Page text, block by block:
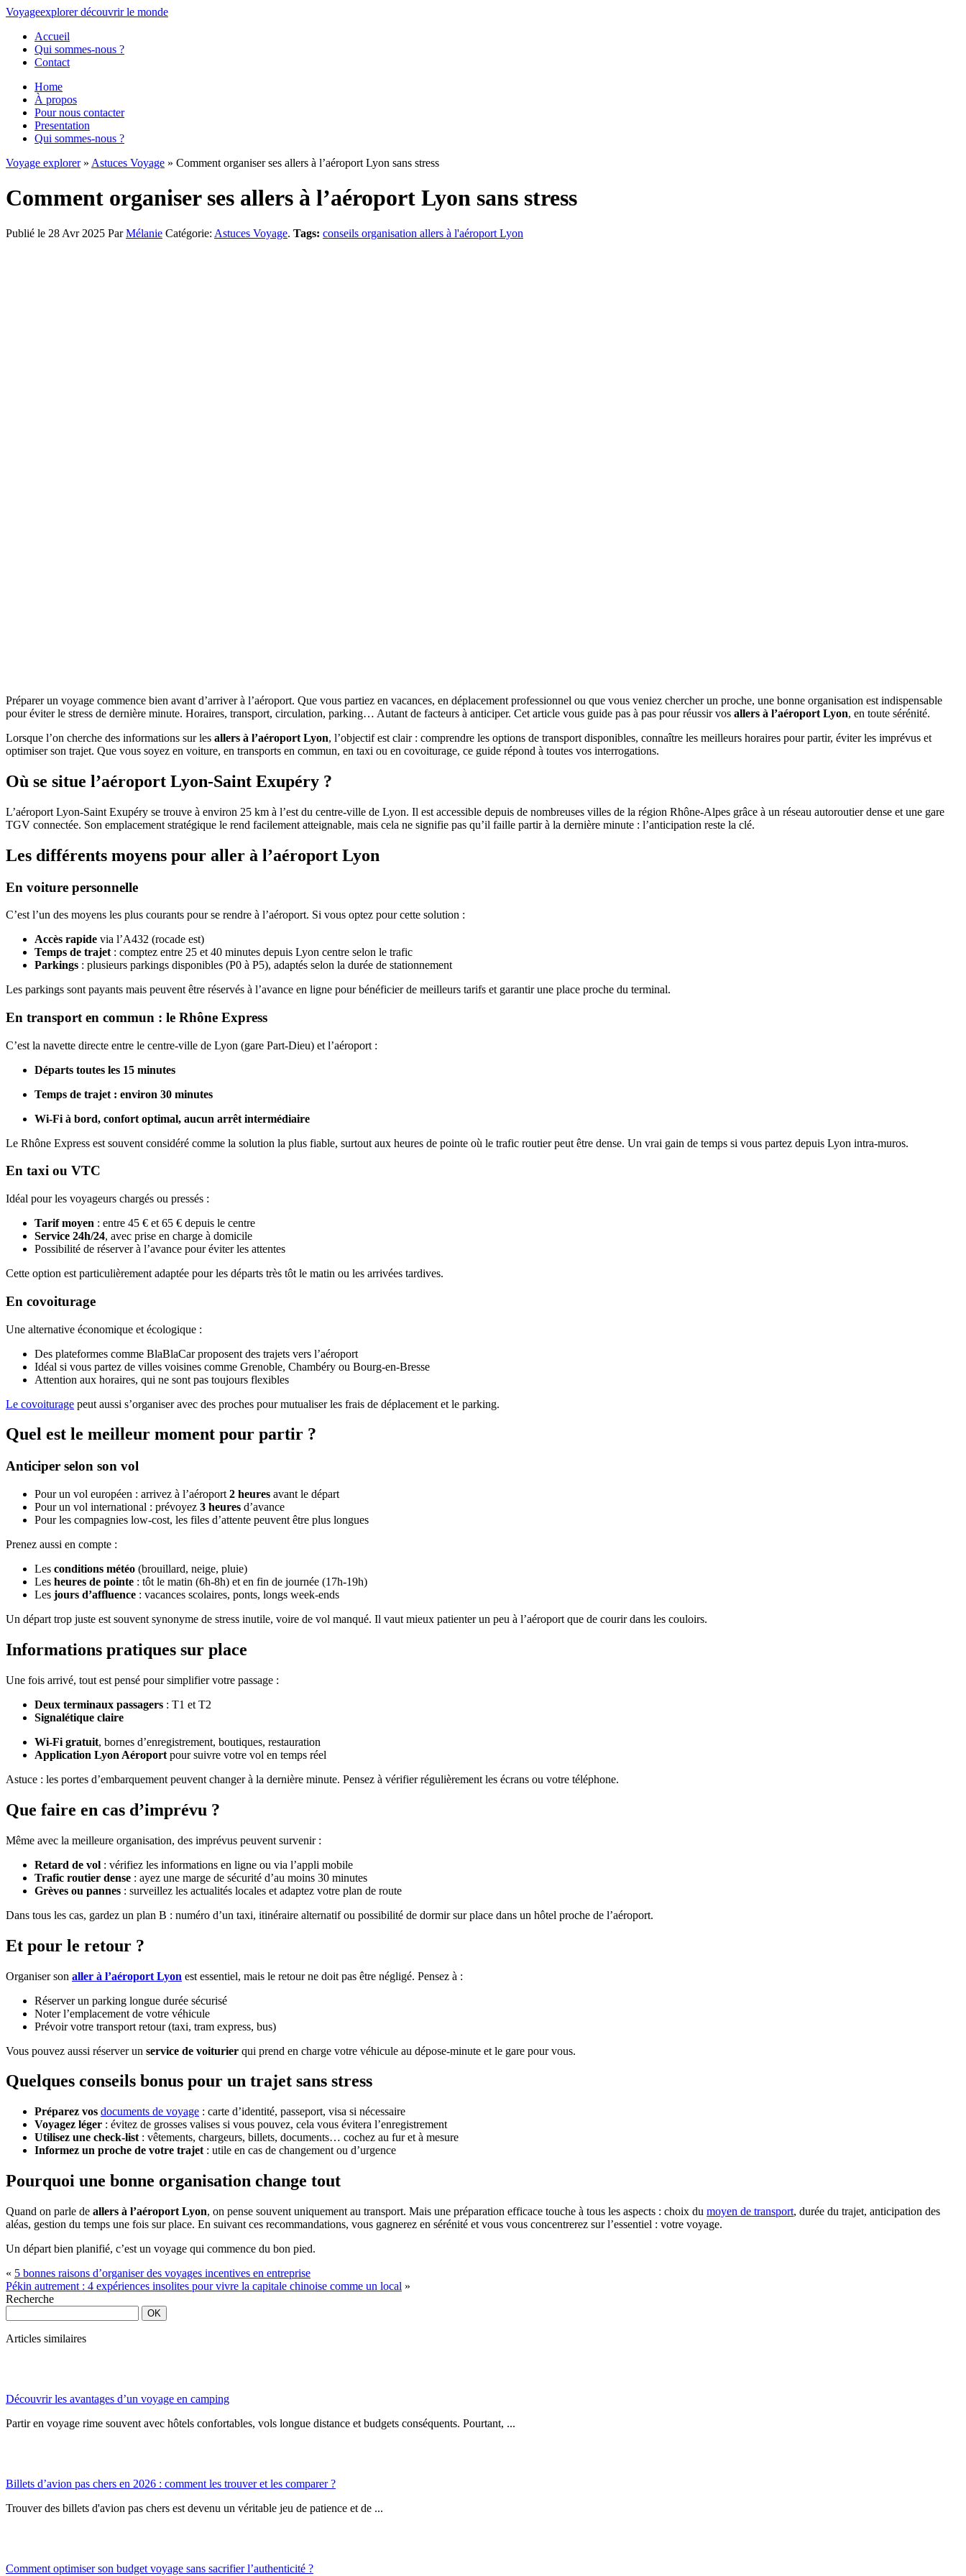
Voyageexplorer découvrirle monde
Accueil
Qui sommes-nous ?
Contact
Home
À propos
Pour nous contacter
Presentation
Qui sommes-nous ?
Voyage explorer» Astuces Voyage » Comment organiser ses allers à l’aéroport Lyon sans stress
Comment organiser ses allers à l’aéroport Lyon sans stress
Publié le 28 Avr 2025 ParMélanie Catégorie: Astuces Voyage. Tags: conseils organisation allers à l'aéroport Lyon
Préparer un voyage commence bien avant d’arriver à l’aéroport. Que vous partiez en vacances, en déplacement professionnel ou que vous veniez chercher un proche, une bonne organisation est indispensable
pour éviter le stress de dernière minute. Horaires, transport, circulation, parking… Autant de facteurs à anticiper. Cet article vous guide pas à pas pour réussir vos allers à l’aéroport Lyon, en toute sérénité.
Lorsque l’on cherche des informations sur les allers à l’aéroport Lyon, l’objectif est clair : comprendre les options de transport disponibles, connaître les meilleurs horaires pour partir, éviter les imprévus et
optimiser son trajet. Que vous soyez en voiture, en transports en commun, en taxi ou en covoiturage, ce guide répond à toutes vos interrogations.
Où se situe l’aéroport Lyon-Saint Exupéry ?
L’aéroport Lyon-Saint Exupéry se trouve à environ 25 km à l’est du centre-ville de Lyon. Il est accessible depuis de nombreuses villes de la région Rhône-Alpes grâce à un réseau autoroutier dense et une gare
TGV connectée. Son emplacement stratégique le rend facilement atteignable, mais cela ne signifie pas qu’il faille partir à la dernière minute : l’anticipation reste la clé.
Les différents moyens pour aller à l’aéroport Lyon
En voiture personnelle
C’est l’un des moyens les plus courants pour se rendre à l’aéroport. Si vous optez pour cette solution :
Accès rapide via l’A432 (rocade est)
Temps de trajet : comptez entre 25 et 40 minutes depuis Lyon centre selon le trafic
Parkings : plusieurs parkings disponibles (P0 à P5), adaptés selon la durée de stationnement
Les parkings sont payants mais peuvent être réservés à l’avance en ligne pour bénéficier de meilleurs tarifs et garantir une place proche du terminal.
En transport en commun : le Rhône Express
C’est la navette directe entre le centre-ville de Lyon (gare Part-Dieu) et l’aéroport :
Départs toutes les 15 minutes
Temps de trajet : environ 30 minutes
Wi-Fi à bord, confort optimal, aucun arrêt intermédiaire
Le Rhône Express est souvent considéré comme la solution la plus fiable, surtout aux heures de pointe où le trafic routier peut être dense. Un vrai gain de temps si vous partez depuis Lyon intra-muros.
En taxi ou VTC
Idéal pour les voyageurs chargés ou pressés :
Tarif moyen : entre 45 € et 65 € depuis le centre
Service 24h/24, avec prise en charge à domicile
Possibilité de réserver à l’avance pour éviter les attentes
Cette option est particulièrement adaptée pour les départs très tôt le matin ou les arrivées tardives.
En covoiturage
Une alternative économique et écologique :
Des plateformes comme BlaBlaCar proposent des trajets vers l’aéroport
Idéal si vous partez de villes voisines comme Grenoble, Chambéry ou Bourg-en-Bresse
Attention aux horaires, qui ne sont pas toujours flexibles
Le covoiturage peut aussi s’organiser avec des proches pour mutualiser les frais de déplacement et le parking.
Quel est le meilleur moment pour partir ?
Anticiper selon son vol
Pour un vol européen : arrivez à l’aéroport 2 heures avant le départ
Pour un vol international : prévoyez 3 heures d’avance
Pour les compagnies low-cost, les files d’attente peuvent être plus longues
Prenez aussi en compte :
Les conditions météo (brouillard, neige, pluie)
Les heures de pointe : tôt le matin (6h-8h) et en fin de journée (17h-19h)
Les jours d’affluence : vacances scolaires, ponts, longs week-ends
Un départ trop juste est souvent synonyme de stress inutile, voire de vol manqué. Il vaut mieux patienter un peu à l’aéroport que de courir dans les couloirs.
Informations pratiques sur place
Une fois arrivé, tout est pensé pour simplifier votre passage :
Deux terminaux passagers : T1 et T2
Signalétique claire
Wi-Fi gratuit, bornes d’enregistrement, boutiques, restauration
Application Lyon Aéroport pour suivre votre vol en temps réel
Astuce : les portes d’embarquement peuvent changer à la dernière minute. Pensez à vérifier régulièrement les écrans ou votre téléphone.
Que faire en cas d’imprévu ?
Même avec la meilleure organisation, des imprévus peuvent survenir :
Retard de vol : vérifiez les informations en ligne ou via l’appli mobile
Trafic routier dense : ayez une marge de sécurité d’au moins 30 minutes
Grèves ou pannes : surveillez les actualités locales et adaptez votre plan de route
Dans tous les cas, gardez un plan B : numéro d’un taxi, itinéraire alternatif ou possibilité de dormir sur place dans un hôtel proche de l’aéroport.
Et pour le retour ?
Organiser son aller à l’aéroport Lyon est essentiel, mais le retour ne doit pas être négligé. Pensez à :
Réserver un parking longue durée sécurisé
Noter l’emplacement de votre véhicule
Prévoir votre transport retour (taxi, tram express, bus)
Vous pouvez aussi réserver un service de voiturier qui prend en charge votre véhicule au dépose-minute et le gare pour vous.
Quelques conseils bonus pour un trajet sans stress
Préparez vos documents de voyage : carte d’identité, passeport, visa si nécessaire
Voyagez léger : évitez de grosses valises si vous pouvez, cela vous évitera l’enregistrement
Utilisez une check-list : vêtements, chargeurs, billets, documents… cochez au fur et à mesure
Informez un proche de votre trajet : utile en cas de changement ou d’urgence
Pourquoi une bonne organisation change tout
Quand on parle de allers à l’aéroport Lyon, on pense souvent uniquement au transport. Mais une préparation efficace touche à tous les aspects : choix du moyen de transport, durée du trajet, anticipation des
aléas, gestion du temps une fois sur place. En suivant ces recommandations, vous gagnerez en sérénité et vous vous concentrerez sur l’essentiel : votre voyage.
Un départ bien planifié, c’est un voyage qui commence du bon pied.
« 5 bonnes raisons d’organiser des voyages incentives en entreprise
Pékin autrement : 4 expériences insolites pour vivre la capitale chinoise comme un local »
Recherche
Articles similaires
Découvrir les avantages d’un voyage en camping
Partir en voyage rime souvent avec hôtels confortables, vols longue distance et budgets conséquents. Pourtant, ...
Billets d’avion pas chers en 2026 : comment les trouver et les comparer ?
Trouver des billets d'avion pas chers est devenu un véritable jeu de patience et de ...
Comment optimiser son budget voyage sans sacrifier l’authenticité ?